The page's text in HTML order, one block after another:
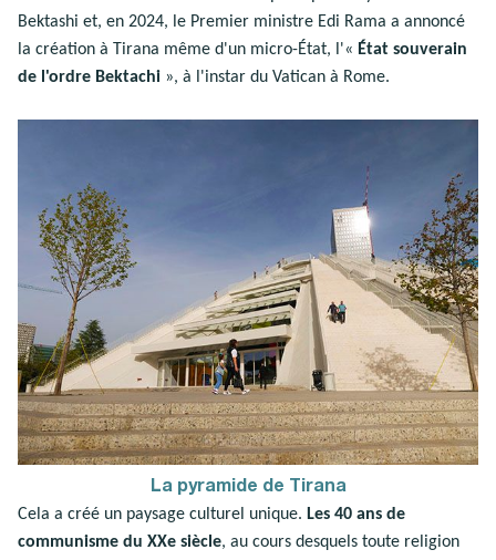
Bektashi et, en 2024, le Premier ministre Edi Rama a annoncé
la création à Tirana même d'un micro-État, l'« État souverain
de l'ordre Bektachi », à l'instar du Vatican à Rome.
La pyramide de Tirana
Cela a créé un paysage culturel unique. Les 40 ans de
communisme du XXe siècle, au cours desquels toute religion